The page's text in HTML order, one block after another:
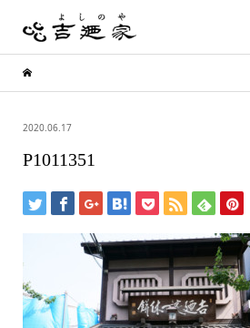
2020.06.17
P1011351